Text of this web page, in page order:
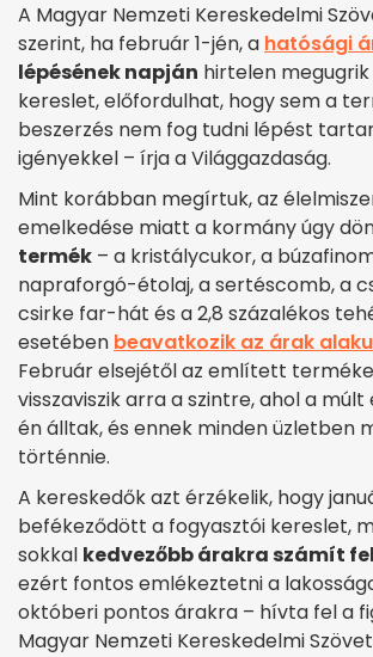
A Magyar Nemzeti Kereskedelmi
szerint, ha február 1-jén, a hatósági
lépésének napján hirtelen
kereslet, előfordulhat, hogy sem a
beszerzés nem fog tudni lépést
igényekkel – írja a Világgazdaság.
Mint korábban megírtuk, az
emelkedése miatt a kormány úgy
termék – a kristálycukor, a
napraforgó-étolaj, a sertéscomb, a
csirke far-hát és a 2,8 százalékos
esetében beavatkozik az árak
Február elsejétől az említett
visszaviszik arra a szintre, ahol a
én álltak, és ennek minden üzletben
történnie.
A kereskedők azt érzékelik, hogy
befékeződött a fogyasztói kereslet,
sokkal kedvezőbb árakra számít
ezért fontos emlékeztetni a
októberi pontos árakra – hívta fel a
Magyar Nemzeti Kereskedelmi